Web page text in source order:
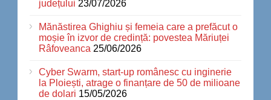
județului 23/07/2026
Mănăstirea Ghighiu și femeia care a prefăcut o
moșie în izvor de credință: povestea Măriuței
Râfoveanca 25/06/2026
Cyber Swarm, start-up românesc cu inginerie
la Ploiești, atrage o finanțare de 50 de milioane
de dolari 15/05/2026